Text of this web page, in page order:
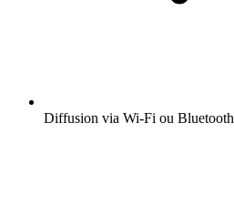
Diffusion via Wi-Fi ou Bluetooth